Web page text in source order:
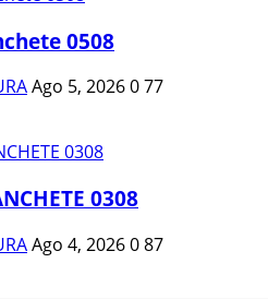
0508
Ago 5, 2026077
0308
Ago 4, 2026087